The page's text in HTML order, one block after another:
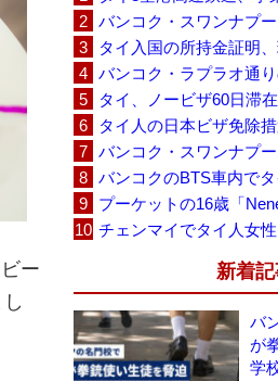
ー
新着
バ
が
学